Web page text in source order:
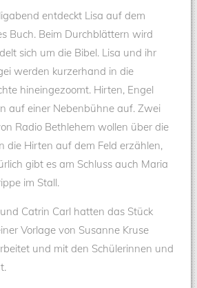
entdeckt Lisa auf dem
Buch. Beim Durchblättern wird
sich um die Bibel. Lisa und ihr
werden kurzerhand in die
hineingezoomt. Hirten, Engel
auf einer Nebenbühne auf. Zwei
Radio Bethlehem wollen über die
die Hirten auf dem Feld erzählen,
gibt es am Schluss auch Maria
im Stall.
Catrin Carl hatten das Stück
Vorlage von Susanne Kruse
und mit den Schülerinnen und